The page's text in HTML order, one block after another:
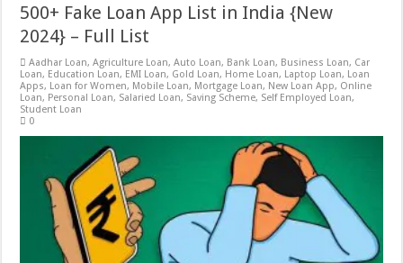
500+ Fake Loan App List in India {New
2024} – Full List
Aadhar Loan,Agriculture Loan,Auto Loan, Bank Loan, Business Loan, Car
Loan, Education Loan, EMI Loan, Gold Loan, Home Loan, Laptop Loan, Loan
Apps, Loan for Women, Mobile Loan, Mortgage Loan, New Loan App, Online
Loan, Personal Loan, Salaried Loan, Saving Scheme, Self Employed Loan,
Student Loan
0